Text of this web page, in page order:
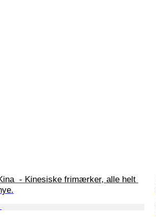
- Kinesiske frimærker, alle helt